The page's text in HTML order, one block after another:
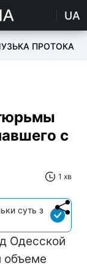
UA
ПРОТОКА
с
1 хв
суть з
Одесской
объеме